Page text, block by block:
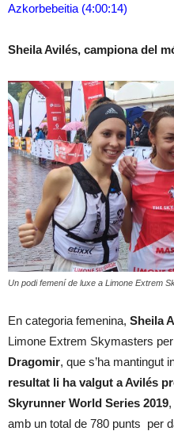
Azkorbebeitia (4:00:14)
Sheila Avilés, campiona del
Un podi femení de luxe a Limone Extrem
En categoria femenina, Sheila
Limone Extrem Skymasters
Dragomir, que s’ha mantingut
resultat li ha valgut a Avilés
Skyrunner World Series 2019
amb un total de 780 punts per